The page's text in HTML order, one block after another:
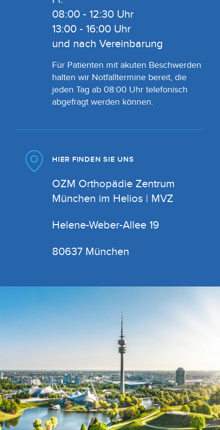
08:00 - 12:30 Uhr
13:00 - 16:00 Uhr
und nach Vereinbarung
Für Patienten mit akuten Beschwerden
halten wir Notfalltermine bereit, die
jeden Tag ab 08:00 Uhr telefonisch
abgefragt werden können.
HIER FINDEN SIE UNS
OZM Orthopädie Zentrum
München im Helios | MVZ
Helene-Weber-Allee 19
80637 München